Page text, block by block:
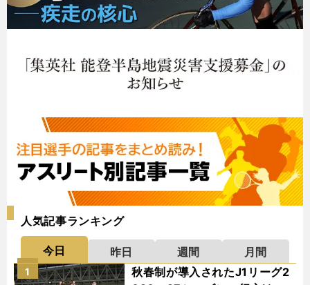
人気記事ランキング
今日 昨日 週間
月間
秋春制が導入されたJ1リーグ2
1